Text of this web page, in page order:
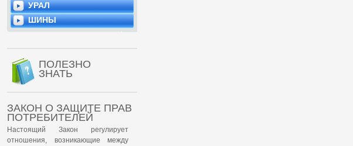
УРАЛ
ШИНЫ
ПОЛЕЗНО
ЗНАТЬ
ЗАКОН О ЗАЩИТЕ ПРАВ
ПОТРЕБИТЕЛЕЙ
Настоящий Закон регулирует
отношения, возникающие между